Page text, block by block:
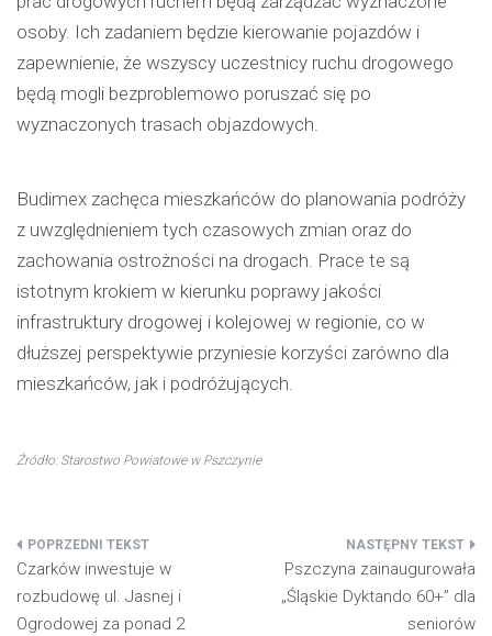
osoby. Ich zadaniem będzie kierowanie pojazdów i
zapewnienie, że wszyscy uczestnicy ruchu drogowego
będą mogli bezproblemowo poruszać się po
wyznaczonych trasach objazdowych.
Budimex zachęca mieszkańców do planowania podróży
z uwzględnieniem tych czasowych zmian oraz do
zachowania ostrożności na drogach. Prace te są
istotnym krokiem w kierunku poprawy jakości
infrastruktury drogowej i kolejowej w regionie, co w
dłuższej perspektywie przyniesie korzyści zarówno dla
mieszkańców, jak i podróżujących.
Źródło: Starostwo Powiatowe w Pszczynie
Nawigacja
wpisu
Czarków inwestuje w
rozbudowę ul. Jasnej i
Ogrodowej za ponad 2
Pszczyna zainaugurowała
„Śląskie Dyktando 60+” dla
seniorów